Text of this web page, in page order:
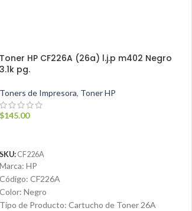
Toner HP CF226A (26a) l.j.p m402 Negro
3.1k pg.
Toners de Impresora, Toner HP
$145.00
SKU: CF226A
Marca: HP
Código: CF226A
Color: Negro
Tipo de Producto: Cartucho de Toner 26A